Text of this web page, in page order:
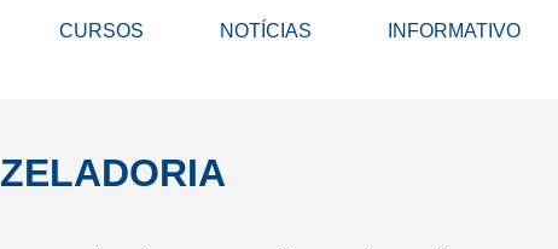
CURSOS NOTÍCIAS INFORMATIVO
ZELADORIA